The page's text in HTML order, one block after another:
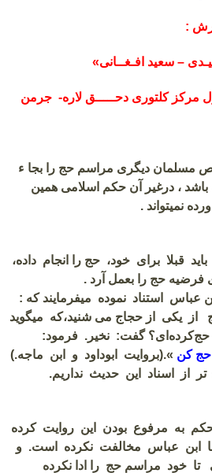
:
– سعید افـغــانی»
مرکز کلتوری دحـــــق لاره- جرمن
دیگری مراسم حج را بجا ء
باشد ، درغیر آن حکم اسلامی همین
نمیتواند .
قبلا برای خود، حج را انجام داده‌،
فرضیه حج را بعمل آرد .
عباس استناد نموده میفرمایند که :
از یكی از حجاج می شنید،‌كه میگوید
گفت‌: نخیر. فرمود:
كن ».(بروایت ابوداود و ابن ماجه‌.)
از اسناد این حدیث نداریم‌.
به مرفوع بودن این روایت كرده
ابن عباس مخالفت نكرده است‌. و
خود مراسم حج را ادا نكرده